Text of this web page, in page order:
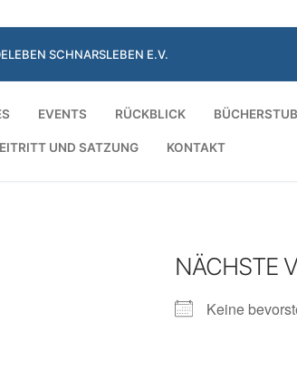
SCHNARSLEBEN E.V.
EVENTS RÜCKBLICK
UND SATZUNG KONTAKT
NÄCHSTE
Keine